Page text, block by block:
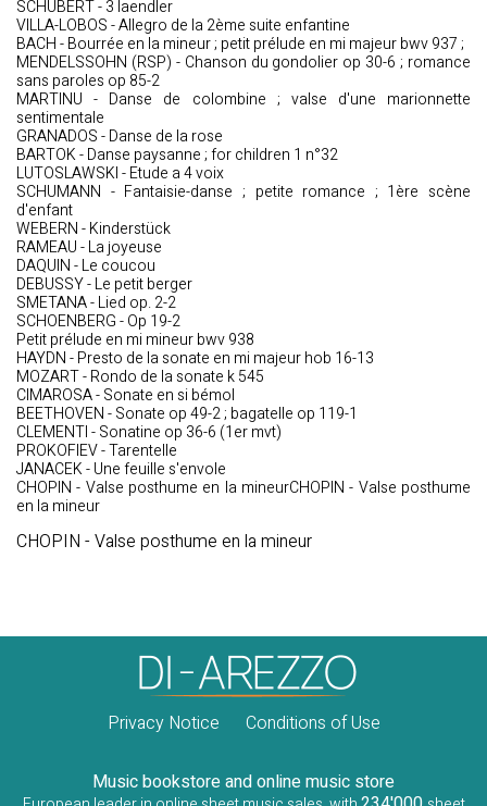
SCHUBERT - 3 laendler
VILLA-LOBOS - Allegro de la 2ème suite enfantine
BACH - Bourrée en la mineur ; petit prélude en mi majeur bwv 937 ;
MENDELSSOHN (RSP) - Chanson du gondolier op 30-6 ; romance
sans paroles op 85-2
MARTINU - Danse de colombine ; valse d'une marionnette
sentimentale
GRANADOS - Danse de la rose
BARTOK - Danse paysanne ; for children 1 n°32
LUTOSLAWSKI - Etude a 4 voix
SCHUMANN - Fantaisie-danse ; petite romance ; 1ère scène
d'enfant
WEBERN - Kinderstück
RAMEAU - La joyeuse
DAQUIN - Le coucou
DEBUSSY - Le petit berger
SMETANA - Lied op. 2-2
SCHOENBERG - Op 19-2
Petit prélude en mi mineur bwv 938
HAYDN - Presto de la sonate en mi majeur hob 16-13
MOZART - Rondo de la sonate k 545
CIMAROSA - Sonate en si bémol
BEETHOVEN - Sonate op 49-2 ; bagatelle op 119-1
CLEMENTI - Sonatine op 36-6 (1er mvt)
PROKOFIEV - Tarentelle
JANACEK - Une feuille s'envole
CHOPIN - Valse posthume en la mineurCHOPIN - Valse posthume
en la mineur
CHOPIN - Valse posthume en la mineur
Privacy Notice Conditions of Use
Music bookstore and online music store